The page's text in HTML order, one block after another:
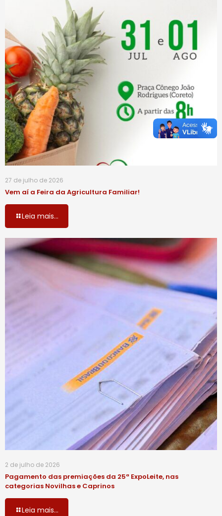
27 de julho de 2026
Vem aí a Feira da Agricultura Familiar!
Leia mais...
2 de julho de 2026
Pagamento das premiações da 25ª ExpoLeite, nas
categorias Novilhas e Caprinos
Leia mais...